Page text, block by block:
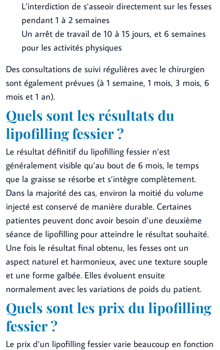
L’interdiction de s’asseoir directement sur les fesses
pendant 1 à 2 semaines
Un arrêt de travail de 10 à 15 jours, et 6 semaines
pour les activités physiques
Des consultations de suivi régulières avec le chirurgien
sont également prévues (à 1 semaine, 1 mois, 3 mois, 6
mois et 1 an).
Quels sont les résultats du
lipofilling fessier ?
Le résultat définitif du lipofilling fessier n’est
généralement visible qu’au bout de 6 mois, le temps
que la graisse se résorbe et s’intègre complètement.
Dans la majorité des cas, environ la moitié du volume
injecté est conservé de manière durable. Certaines
patientes peuvent donc avoir besoin d’une deuxième
séance de lipofilling pour atteindre le résultat souhaité.
Une fois le résultat final obtenu, les fesses ont un
aspect naturel et harmonieux, avec une texture souple
et une forme galbée. Elles évoluent ensuite
normalement avec les variations de poids du patient.
Quels sont les prix du lipofilling
fessier ?
Le prix d’un lipofilling fessier varie beaucoup en fonction